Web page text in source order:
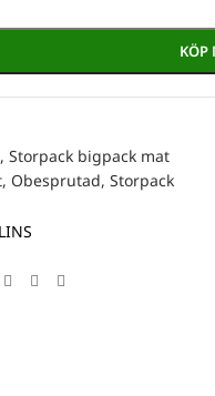
KÖP
, Storpack bigpack mat
, Obesprutad, Storpack